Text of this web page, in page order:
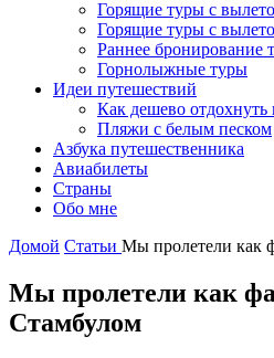
Горящие туры с
Горящие туры с
Раннее бронирование
Горнолыжные туры
Идеи путешествий
Как дешево
Пляжи с белым песком
Азбука путешественника
Авиабилеты
Страны
Обо мне
Домой Статьи Мы пролетели как
Мы пролетели как
Стамбулом